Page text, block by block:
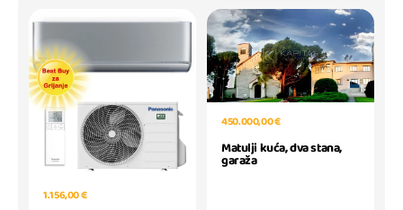
1.156,00 €
450.000,00 €
Matulji kuća, dva stana,
garaža